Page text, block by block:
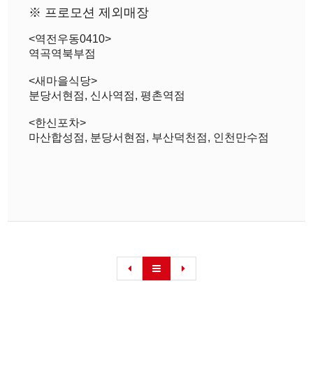
※ 프로모션 제외매장
<역전우동0410>
역곡역북부점
<새마을식당>
분당서현점, 신사역점, 평촌역점
<한신포차>
마산합성점, 분당서현점, 부산덕천점, 인천만수점